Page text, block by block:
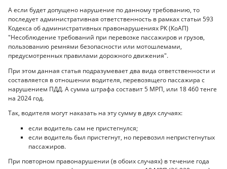
А если будет допущено нарушение по данному требованию, то
последует административная ответственность в рамках статьи 593
Кодекса об административных правонарушениях РК (КоАП)
"Несоблюдение требований при перевозке пассажиров и грузов,
пользованию ремнями безопасности или мотошлемами,
предусмотренных правилами дорожного движения".
При этом данная статья подразумевает два вида ответственности и
составляется в отношении водителя, перевозящего пассажира с
нарушением ПДД. А сумма штрафа составит 5 МРП, или 18 460 тенге
на 2024 год.
Так, водителя могут наказать на эту сумму в двух случаях:
если водитель сам не пристегнулся;
если водитель был пристегнут, но перевозил непристегнутых
пассажиров.
При повторном правонарушении (в обоих случаях) в течение года